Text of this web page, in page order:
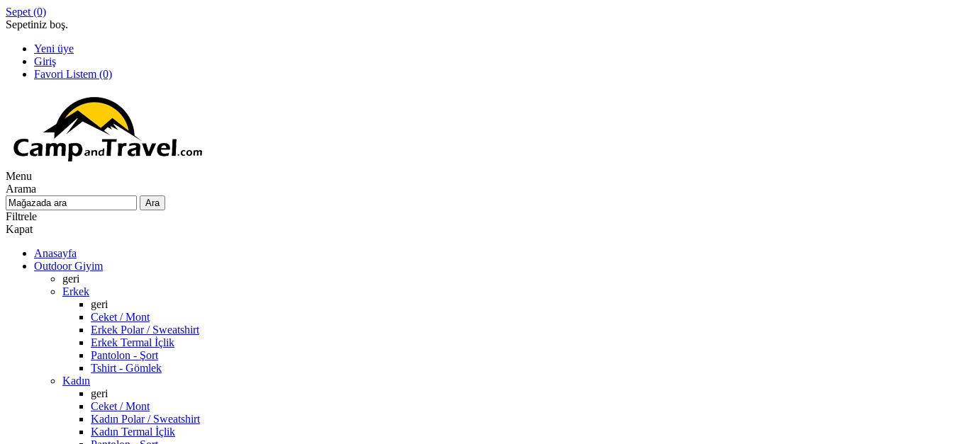
Sepet (0)
Sepetiniz boş.
Yeni üye
Giriş
Favori Listem (0)
Menu
Arama
Filtrele
Kapat
Anasayfa
Outdoor Giyim
geri
Erkek
geri
Ceket / Mont
Erkek Polar / Sweatshirt
Erkek Termal İçlik
Pantolon - Şort
Tshirt - Gömlek
Kadın
geri
Ceket / Mont
Kadın Polar / Sweatshirt
Kadın Termal İçlik